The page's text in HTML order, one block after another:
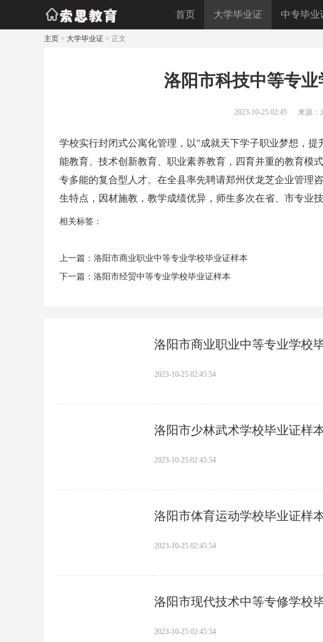
首页 大学毕业证 中专毕业
主页 > 大学毕业证 > 正文
洛阳市科技中等专
2023-10-25 02:45 来源：
学校实行封闭式公寓化管理，以"成就天下学子职业梦想，
能教育、技术创新教育、职业素养教育，四育并重的教育模
专多能的复合型人才。在全县率先聘请郑州伏龙芝企业管理
生特点，因材施教，教学成绩优异，师生多次在省、市专业
相关标签：
上一篇： 洛阳市商业职业中等专业学校毕业证样本
下一篇： 洛阳市经贸中等专业学校毕业证样本
洛阳市商业职业中等专业学校
2023-10-25 02:45:54
洛阳市少林武术学校毕业证样
2023-10-25 02:45:54
洛阳市体育运动学校毕业证样
2023-10-25 02:45:54
洛阳市现代技术中等专修学校
2023-10-25 02:45:54